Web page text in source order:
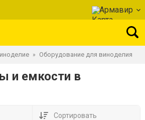
Армавир
» Оборудование для виноделия
и емкости в
Сортировать